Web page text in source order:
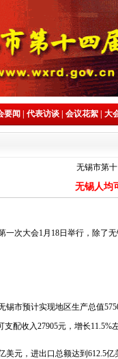
要闻 代表访谈 会议花絮 大
无锡市第
无锡人均
大会1月18日举行，除了无
预计实现地区生产总值
支配收入27905元，增长
元，进出口总额达到612.5亿